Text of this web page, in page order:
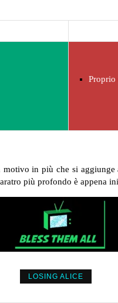
Proprio
in più che si
più profondo è appena
LOSING ALICE